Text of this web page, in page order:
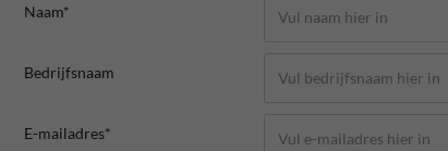
Naam*
Bedrijfsnaam
E-mailadres*